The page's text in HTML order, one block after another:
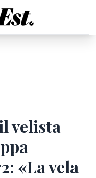
velista
«La vela